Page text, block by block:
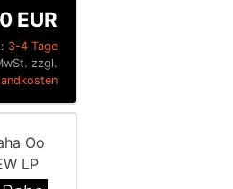
3-4 Tage
EUR
zzgl.